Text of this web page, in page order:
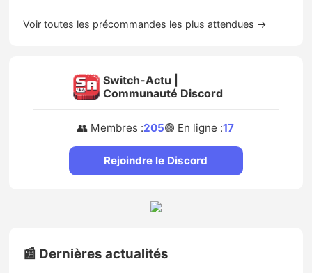
Voir toutes les précommandes les plus attendues →
Switch-Actu |
Communauté Discord
👥 Membres :205🟢 En ligne :17
Rejoindre le Discord
📰 Dernières actualités